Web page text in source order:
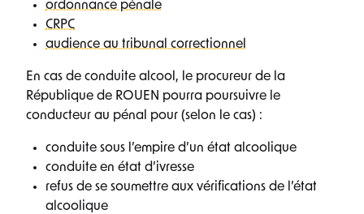
ordonnance pénale
CRPC
audience au tribunal correctionnel
En cas de conduite alcool, le procureur de la
République de ROUEN pourra poursuivre le
conducteur au pénal pour (selon le cas) :
conduite sous l’empire d’un état alcoolique
conduite en état d’ivresse
refus de se soumettre aux vérifications de l’état
alcoolique